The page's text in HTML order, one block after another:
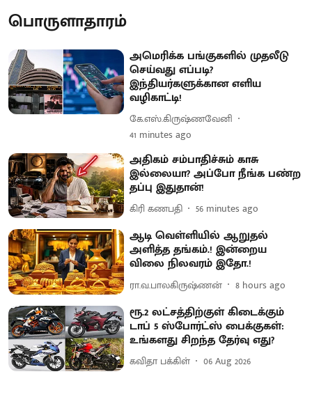
பொருளாதாரம்
அமெரிக்க பங்குகளில் முதலீடு
செய்வது எப்படி?
இந்தியர்களுக்கான எளிய
வழிகாட்டி!
கே.எஸ்.கிருஷ்ணவேனி
41 minutes ago
அதிகம் சம்பாதிச்சும் காசு
இல்லையா? அப்போ நீங்க பண்ற
தப்பு இதுதான்!
கிரி கணபதி 56 minutes ago
ஆடி வெள்ளியில் ஆறுதல்
அளித்த தங்கம்.! இன்றைய
விலை நிலவரம் இதோ.!
ரா.வ.பாலகிருஷ்ணன் 8 hours ago
ரூ.2 லட்சத்திற்குள் கிடைக்கும்
டாப் 5 ஸ்போர்ட்ஸ் பைக்குகள்:
உங்களது சிறந்த தேர்வு எது?
கவிதா பக்கிள் 06 Aug 2026